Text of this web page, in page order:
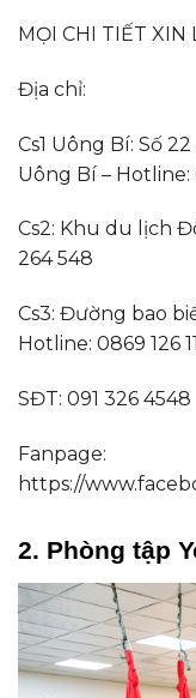
MỌI CHI TIẾT XIN
Địa chỉ:
Cs1 Uông Bí: Số
Uông Bí – Hotline:
Cs2: Khu du lịch
264 548
Cs3: Đường bao
Hotline: 0869 126
SĐT: 091 326 4548
Fanpage:
https://
2. Phòng tập